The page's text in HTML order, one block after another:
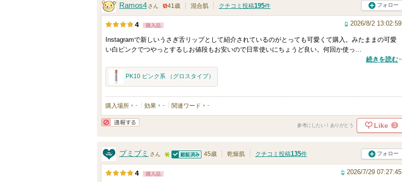
Ramos4 さん
5
0
人
以
上
の
ン
バ
お
41歳 混合肌 クチコミ投稿195件 フォロー
4 購入品 2026/8/2 13:02:59
Instagramで新しいうさぎ舌リップとして紹介されているのがとっても可愛くて購入。みたままの可愛
い白ピンクでつやっとするしお値段もお安いので日常使いにちょうど良い。何回か使っ…
続きを読む
PK10 ピンク系 （グロスタイプ）
購入場所 - 効果 - 関連ワード -
参考にしたい！ありがとう Like 3
プミブミ さん
5
45歳 乾燥肌 クチコミ投稿135件 フォロー
4 購入品 2026/7/29 07:27:45